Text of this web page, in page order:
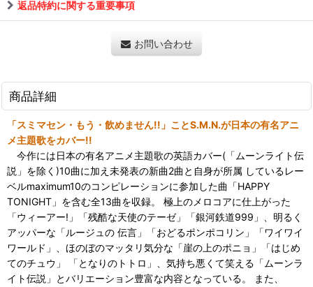
返品特約に関する重要事項
お問い合わせ
商品詳細
「スミマセン・もう・飲めません!!」ことS.M.N.が日本の有名アニ
メ主題歌をカバー!!
今作には日本の有名アニメ主題歌の英語カバー(「ムーンライト伝
説」を除く)10曲に加え未発表の新曲2曲と自身が所属 しているレー
ベルmaximum10のコンピレーションに参加した曲「HAPPY
TONIGHT」を含む全13曲を収録。 極上のメロコアに仕上がった
「ウィーアー!」「残酷な天使のテーゼ」「銀河鉄道999」、明るく
アッパーな「ルージュの 伝言」「おどるポンポコリン」「ワイワイ
ワールド」、ほのぼのマッタリ気分な「崖の上のポニョ」「はじめ
てのチュウ」 「となりのトトロ」、気持ち悪くて笑える「ムーンラ
イト伝説」とバリエーション豊富な内容となっている。 また、